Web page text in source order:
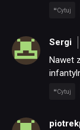
Cytuj
Sergi
Nawet
Cytuj